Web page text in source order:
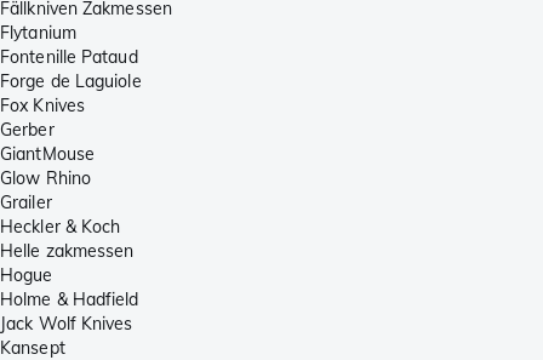
Fällkniven Zakmessen
Flytanium
Fontenille Pataud
Forge de Laguiole
Fox Knives
Gerber
GiantMouse
Glow Rhino
Grailer
Heckler & Koch
Helle zakmessen
Hogue
Holme & Hadfield
Jack Wolf Knives
Kansept